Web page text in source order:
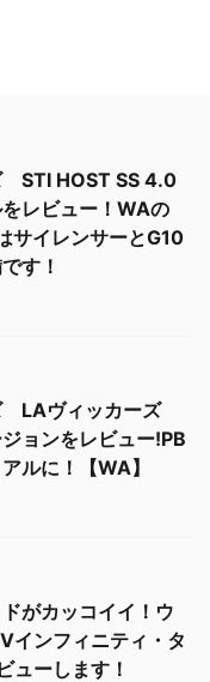
STI HOST SS 4.0
レビュー！WAの
サイレンサーとG10
す！
LAヴィッカーズ
ョンをレビュー!PB
ルに！【WA】
がカッコイイ！ウ
インフィニティ・タ
ューします！